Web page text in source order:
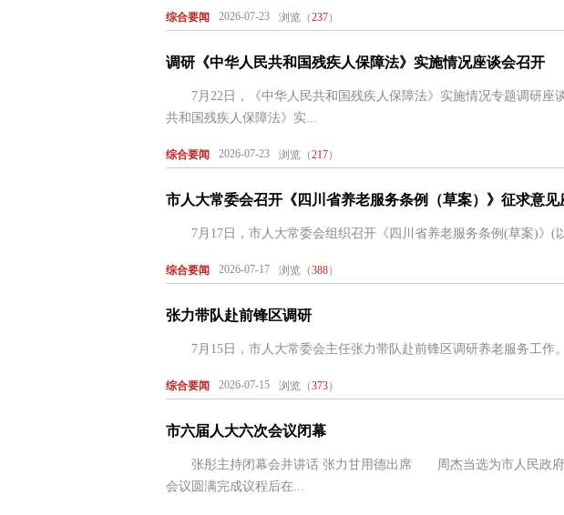
综合要闻 2026-07-23 浏览（237）
调研《中华人民共和国残疾人保障法》实施情况座谈会召开
7月22日，《中华人民共和国残疾人保障法》实施情况专题调研
共和国残疾人保障法》实...
综合要闻 2026-07-23 浏览（217）
市人大常委会召开《四川省养老服务条例（草案）》征求意见
7月17日，市人大常委会组织召开《四川省养老服务条例(草案)》(
综合要闻 2026-07-17 浏览（388）
张力带队赴前锋区调研
7月15日，市人大常委会主任张力带队赴前锋区调研养老服务工作
综合要闻 2026-07-15 浏览（373）
市六届人大六次会议闭幕
张彤主持闭幕会并讲话 张力甘用德出席 周杰当选为市人民政府
会议圆满完成议程后在...